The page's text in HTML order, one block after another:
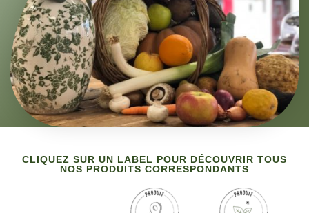
CLIQUEZ SUR UN LABEL POUR DÉCOUVRIR TOUS
NOS PRODUITS CORRESPONDANTS